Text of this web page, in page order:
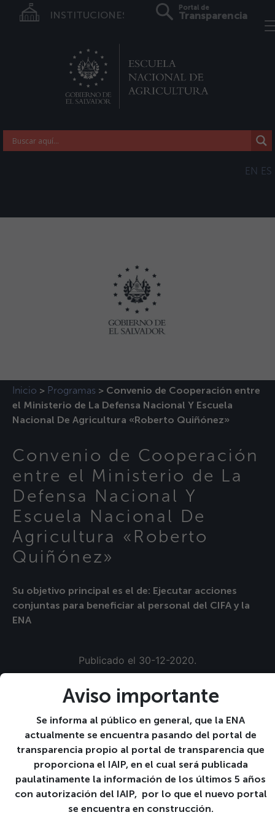
INSTITUCIONES
Portal de
Transparencia
EN ES
Aviso importante
Se informa al público en general, que la ENA
actualmente se encuentra pasando del portal de
transparencia propio al portal de transparencia que
proporciona el IAIP, en el cual será publicada
paulatinamente la información de los últimos 5 años
con autorización del IAIP, por lo que el nuevo portal
se encuentra en construcción.
Inicio > Programas > Convenio de Cooperación entre
el Ministerio de La Defensa Nacional Y Escuela
Nacional De Agricultura «Roberto Quiñónez»
Convenio de Cooperación
entre el Ministerio de La
Defensa Nacional Y
Escuela Nacional De
Agricultura «Roberto
Quiñónez»
Su objetivo principal es el de: Ejecutar acciones
conjuntas para beneficiar al personal del CIFA y la
ENA
Publicado el 30-12-2020.
en Instituto Especializado de Nivel Superior
Ir a Programas
Plan Operativo Anual 2020»»
Calendario de
Actividades